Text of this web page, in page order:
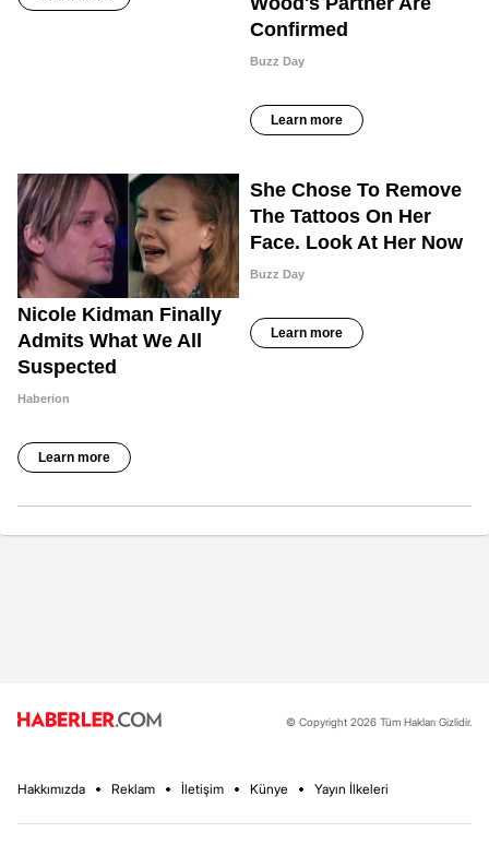
© Copyright 2026 Tüm Hakları Gizlidir.
Hakkımızda Reklam İletişim Künye Yayın İlkeleri